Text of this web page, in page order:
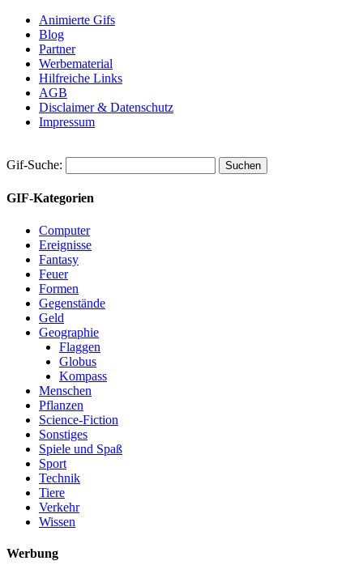
Animierte Gifs
Blog
Partner
Werbematerial
Hilfreiche Links
AGB
Disclaimer & Datenschutz
Impressum
Gif-Suche:
GIF-Kategorien
Computer
Ereignisse
Fantasy
Feuer
Formen
Gegenstände
Geld
Geographie
Flaggen
Globus
Kompass
Menschen
Pflanzen
Science-Fiction
Sonstiges
Spiele und Spaß
Sport
Technik
Tiere
Verkehr
Wissen
Werbung